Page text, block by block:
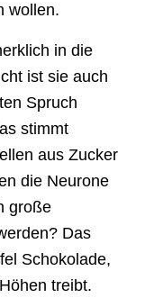
wollen.
in die
ist sie auch
Spruch
stimmt
aus Zucker
die Neurone
große
Das
Schokolade,
treibt.